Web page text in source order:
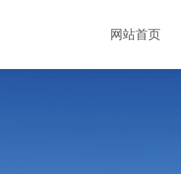
网站首页